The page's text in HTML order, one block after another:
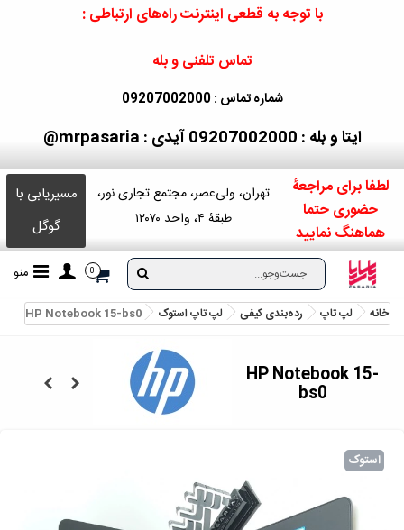
با توجه به قطعی اینترنت راه‌های ارتباطی :
تماس تلفنی و بله
شماره تماس : 09207002000
ایتا و بله : 09207002000 آیدی : mrpasaria@
لطفا برای مراجعۀ
حضوری حتما
هماهنگ نمایید
تهران، ولی‌عصر، مجتمع تجاری نور،
طبقۀ ۴، واحد ۱۲۰۷۰
مسیریابی با
گوگل
0 منو
خانه لپ تاپ رده‌بندی کیفی لپ‌ تاپ استوک HP Notebook 15-bs0
HP Notebook 15-
bs0
استوک